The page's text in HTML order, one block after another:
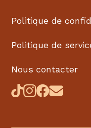
Politique de
Politique de
Nous contacter